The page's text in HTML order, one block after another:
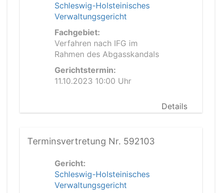
Schleswig-Holsteinisches
Verwaltungsgericht
Fachgebiet:
Verfahren nach IFG im
Rahmen des Abgasskandals
Gerichtstermin:
11.10.2023 10:00 Uhr
Details
Terminsvertretung Nr. 592103
Gericht:
Schleswig-Holsteinisches
Verwaltungsgericht